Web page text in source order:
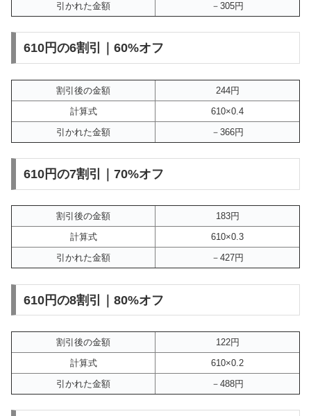
引かれた金額
－305円
610円の6割引｜60%オフ
割引後の金額
244円
計算式
610×0.4
引かれた金額
－366円
610円の7割引｜70%オフ
割引後の金額
183円
計算式
610×0.3
引かれた金額
－427円
610円の8割引｜80%オフ
割引後の金額
122円
計算式
610×0.2
引かれた金額
－488円